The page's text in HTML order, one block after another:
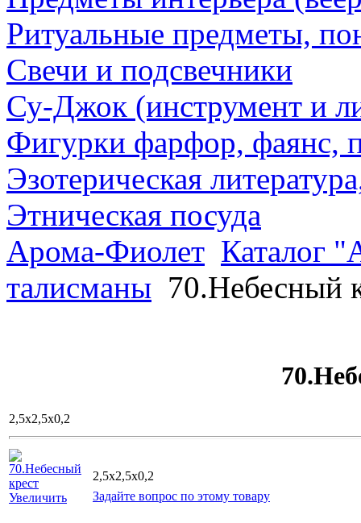
Ритуальные предметы,
Свечи и подсвечники
Су-Джок (инструмент и
Фигурки фарфор, фаянс,
Эзотерическая
Этническая посуда
Арома-Фиолет Каталог
талисманы 70.Небесный
2,5х2,5х0,2
Увеличить
2,5x2,5x0,2
Задайте вопрос по этому товару